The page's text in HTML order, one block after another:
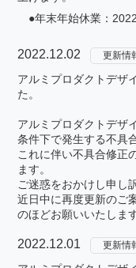
●年末年始休業：
2022.12.02 更新情
アルミプロダクトデ
た。
アルミプロダクトデ
条件下で発生する不具
これに伴い不具合修正
ます。
ご迷惑をおかけし申し
近日中に再度更新のご
のほどお願いいたします
2022.12.01 更新情